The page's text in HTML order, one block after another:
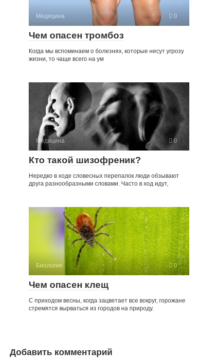
Медицина 0
Чем опасен тромбоз
Когда мы вспоминаем о болезнях, которые несут угрозу
жизни, то чаще всего на ум
Медицина 0
Кто такой шизофреник?
Нередко в ходе словесных перепалок люди обзывают
друга разнообразными словами. Часто в ход идут,
Биология 0
Чем опасен клещ
С приходом весны, когда зацветает все вокруг, горожане
стремятся вырваться из городов на природу.
Добавить комментарий